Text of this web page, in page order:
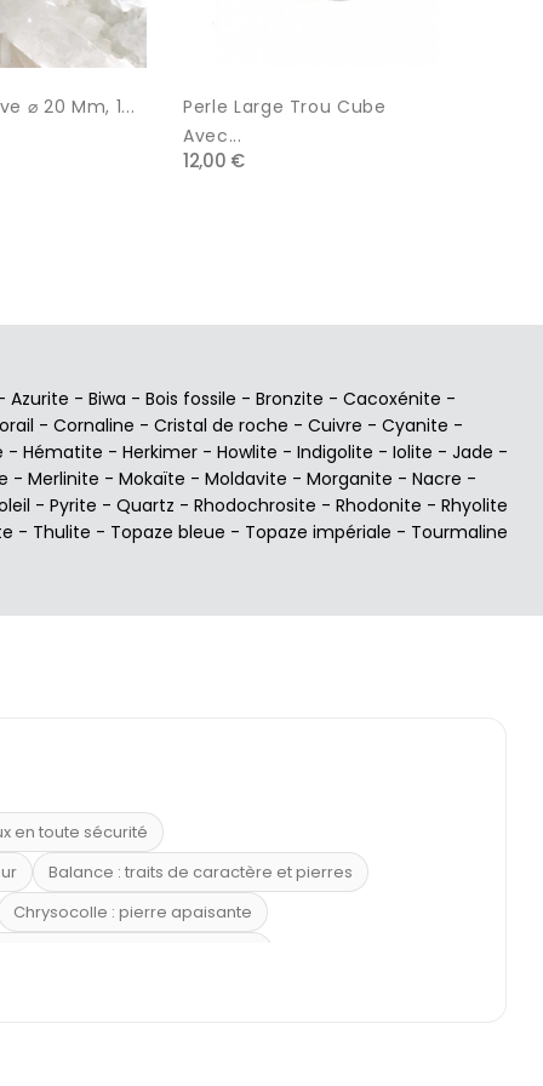
⌀ 20 Mm, 1...
Perle Large Trou Cube
Avec...
12,00 €
Azurite - Biwa - Bois fossile - Bronzite - Cacoxénite -
- Cornaline - Cristal de roche - Cuivre - Cyanite -
- Hématite - Herkimer - Howlite - Indigolite - Iolite - Jade -
- Merlinite - Mokaïte - Moldavite - Morganite - Nacre -
- Pyrite - Quartz - Rhodochrosite - Rhodonite - Rhyolite
- Thulite - Topaze bleue - Topaze impériale - Tourmaline
en toute sécurité
Balance : traits de caractère et pierres
Chrysocolle : pierre apaisante